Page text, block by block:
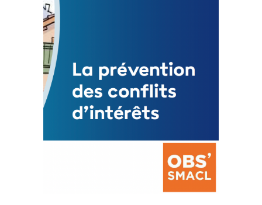
Mise à jour avril 2024
FEUILLETER